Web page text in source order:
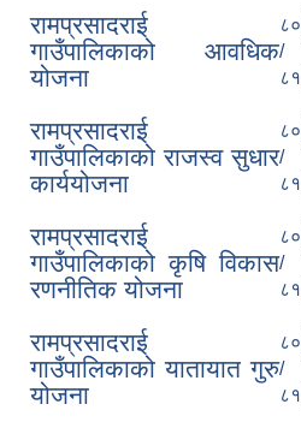
रामप्रसादराई
गाउँपालिकाको आवधिक
योजना
८०
/
८१
रामप्रसादराई
गाउँपालिकाको राजस्व सुधार
कार्ययोजना
८०
/
८१
रामप्रसादराई
गाउँपालिकाको कृषि विकास
रणनीतिक योजना
८०
/
८१
रामप्रसादराई
गाउँपालिकाको यातायात गुरु
योजना
८०
/
८१